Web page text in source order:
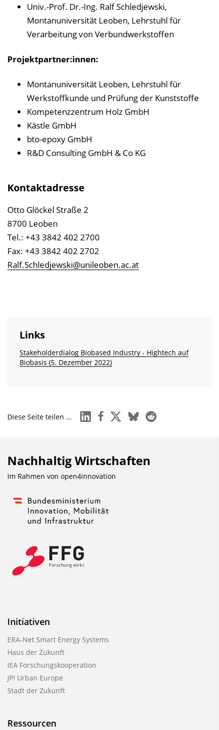
Univ.-Prof. Dr.-Ing. Ralf Schledjewski,
Montanuniversität Leoben, Lehrstuhl für
Verarbeitung von Verbundwerkstoffen
Projektpartner:innen:
Montanuniversität Leoben, Lehrstuhl für
Werkstoffkunde und Prüfung der Kunststoffe
Kompetenzzentrum Holz GmbH
Kästle GmbH
bto-epoxy GmbH
R&D Consulting GmbH & Co KG
Kontaktadresse
Otto Glöckel Straße 2
8700 Leoben
Tel.: +43 3842 402 2700
Fax: +43 3842 402 2702
Ralf.Schledjewski@unileoben.ac.at
Links
Stakeholderdialog Biobased Industry - Hightech auf
Biobasis (5. Dezember 2022)
Diese Seite teilen ... linkedinfacebook
x blueskyreddit
Nachhaltig Wirtschaften
Im Rahmen von open4innovation
Initiativen
ERA-Net Smart Energy Systems
Haus der Zukunft
IEA Forschungskooperation
JPI Urban Europe
Stadt der Zukunft
Ressourcen